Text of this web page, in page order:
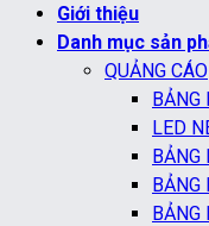
Giới thiệu
Danh mục sản
QUẢNG CÁO
BẢNG
LED
BẢNG
BẢNG
BẢNG